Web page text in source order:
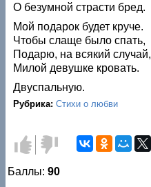
О безумной страсти бред.
Мой подарок будет круче.
Чтобы слаще было спать,
Подарю, на всякий случай,
Милой девушке кровать.
Двуспальную.
Рубрика:Стихи о любви
Голос
за!
Голос
против!
Баллы:90